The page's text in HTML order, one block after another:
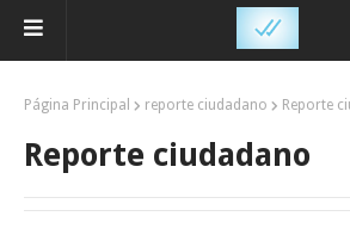
Página Principal reporte ciudadano Reporte
Reporte ciudadano